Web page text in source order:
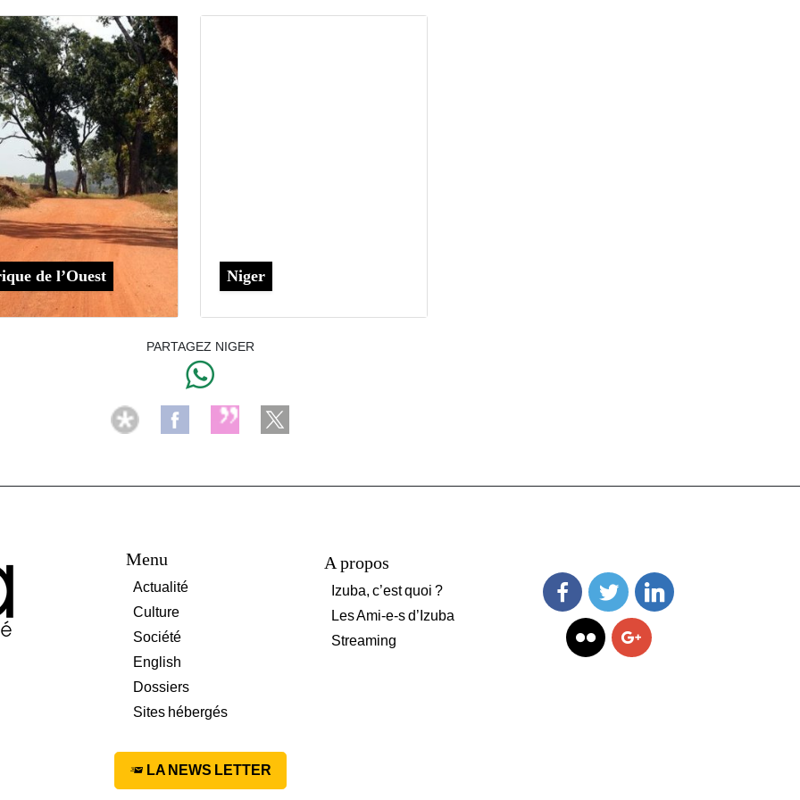
de l’Ouest Niger
PARTAGEZ NIGER
Menu
Actualité
Culture
Société
English
Dossiers
Sites hébergés
A propos
Izuba, c’est quoi ?
Les Ami-e-s d’Izuba
Streaming
FacebookTwitter
LA NEWS LETTER